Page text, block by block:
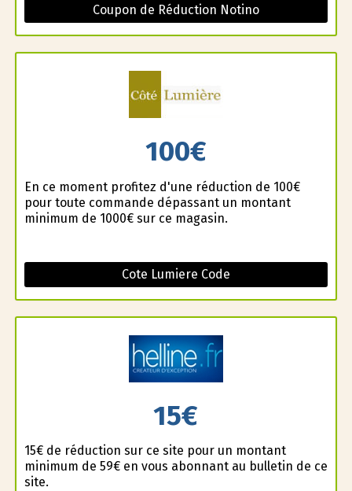
Coupon de Réduction Notino
100€
En ce moment profitez d'une réduction de 100€
pour toute commande dépassant un montant
minimum de 1000€ sur ce magasin.
Cote Lumiere Code
15€
15€ de réduction sur ce site pour un montant
minimum de 59€ en vous abonnant au bulletin de ce
site.